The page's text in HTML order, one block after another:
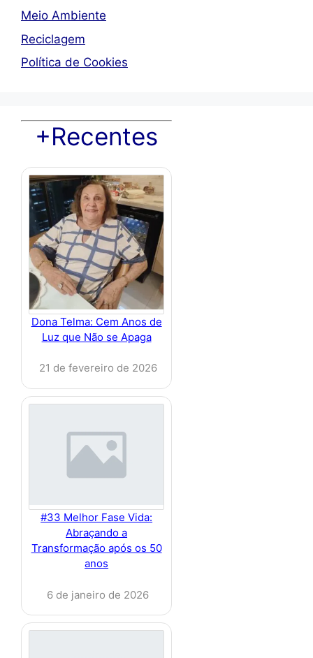
Meio Ambiente
Reciclagem
Política de Cookies
+Recentes
Dona Telma: Cem Anos de
Luz que Não se Apaga
21 de fevereiro de 2026
#33 Melhor Fase Vida:
Abraçando a
Transformação após os 50
anos
6 de janeiro de 2026